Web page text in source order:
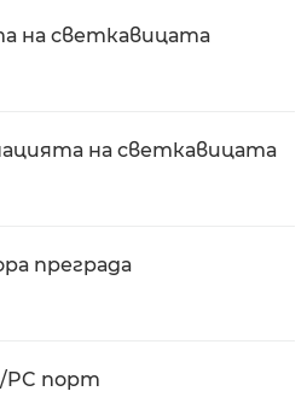
на светкавицата
на светкавицата
преграда
PC порт